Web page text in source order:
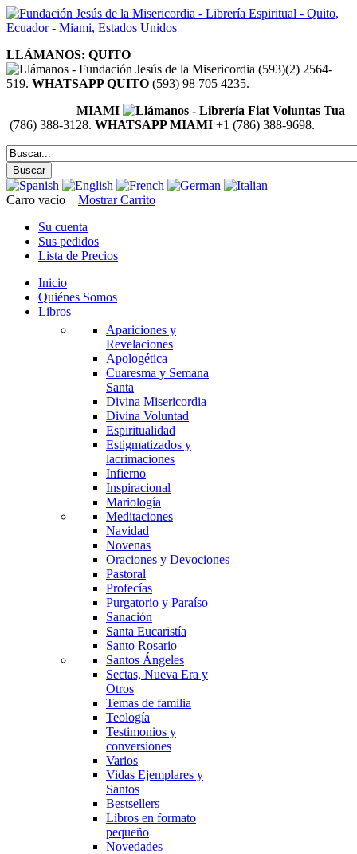
LLÁMANOS: QUITO
(593)(2) 2564-
519. WHATSAPP QUITO (593) 98 705 4235.
MIAMI
(786) 388-3128. WHATSAPP MIAMI +1 (786) 388-9698.
Carro vacío
Mostrar Carrito
Su cuenta
Sus pedidos
Lista de Precios
Inicio
Quiénes Somos
Libros
Apariciones y
Revelaciones
Apologética
Cuaresma y Semana
Santa
Divina Misericordia
Divina Voluntad
Espiritualidad
Estigmatizados y
lacrimaciones
Infierno
Inspiracional
Mariología
Meditaciones
Navidad
Novenas
Oraciones y Devociones
Pastoral
Profecías
Purgatorio y Paraíso
Sanación
Santa Eucaristía
Santo Rosario
Santos Ángeles
Sectas, Nueva Era y
Otros
Temas de familia
Teología
Testimonios y
conversiones
Varios
Vidas Ejemplares y
Santos
Bestsellers
Libros en formato
pequeño
Novedades